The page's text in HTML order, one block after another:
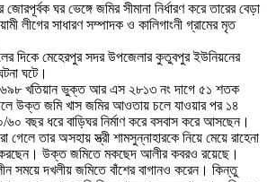
ঘর ভেঙ্গে জমির সীমানা নির্ধারণ করে তারের বেড়া
লীগের সাধারণ সম্পাদক ও কালিগাংনী গ্রামের মৃত
দিকে মেহেরপুর সদর উপজেলার কুতুবপুর ইউনিয়নের
ঘটে।
৬৯৮ খতিয়ান ভুক্ত আর এস ২৮১৩ নং দাগে ৫১ শতক
উক্ত জমি খাস জমির আওতায় চলে যাওয়ার পর ১৪
বছর ধরে বাড়িঘর নির্মাণ করে বসবাস করে আসছেন।
গেলে তার অসহায় স্ত্রী শামসুন্নাহারকে নিয়ে মেয়ে রাহেনা
করছেন। উক্ত জমিতে মকছেদ আলীর কবরও রয়েছে।
সময়ে দখলীয় জমিতে বাঁশের বাগানও করেন। কিন্তু